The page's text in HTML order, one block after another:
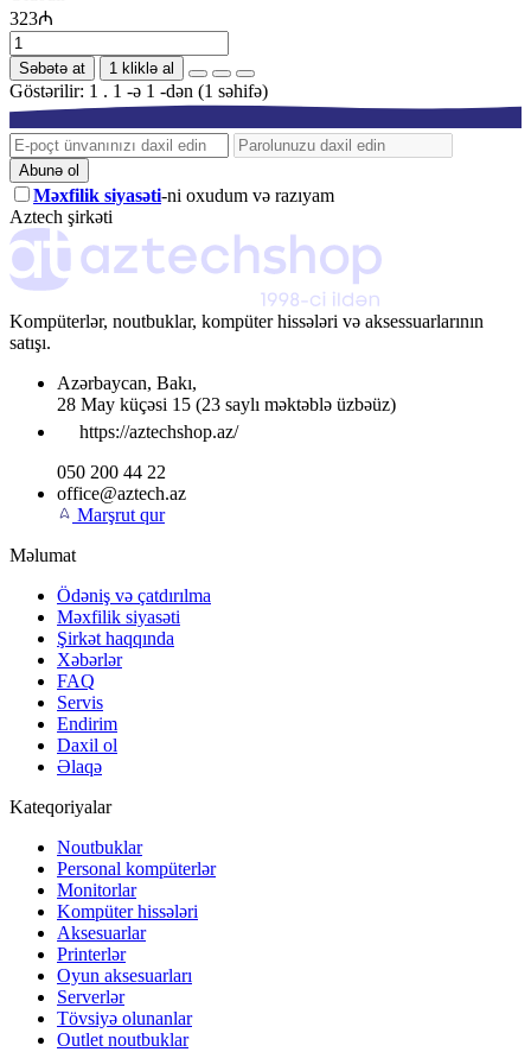
323₼
Səbətə at 1 kliklə al
Göstərilir: 1 . 1 -ə 1 -dən (1 səhifə)
Abunə ol
Məxfilik siyasəti-ni oxudum və razıyam
Aztech şirkəti
Kompüterlər, noutbuklar, kompüter hissələri və aksessuarlarının
satışı.
Azərbaycan, Bakı,
28 May küçəsi 15 (23 saylı məktəblə üzbəüz)
https://aztechshop.az/
050 200 44 22
office@aztech.az
Marşrut qur
Məlumat
Ödəniş və çatdırılma
Məxfilik siyasəti
Şirkət haqqında
Xəbərlər
FAQ
Servis
Endirim
Daxil ol
Əlaqə
Kateqoriyalar
Noutbuklar
Personal kompüterlər
Monitorlar
Kompüter hissələri
Aksesuarlar
Printerlər
Oyun aksesuarları
Serverlər
Tövsiyə olunanlar
Outlet noutbuklar